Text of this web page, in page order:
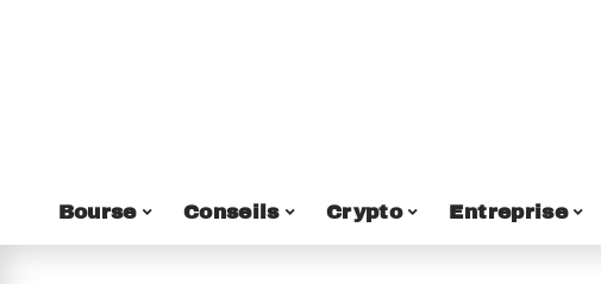
Bourse Conseils Crypto Entreprise